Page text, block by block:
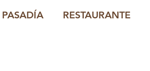
PASADÍA RESTAURANTE